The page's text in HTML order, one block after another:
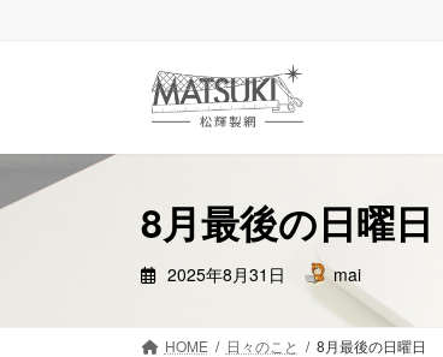
へ
キ
ョ
に
8月最後の日曜日
2025年8月31日 mai
HOME 日々のこと 8月最後の日曜日